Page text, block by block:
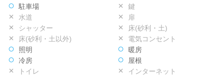
駐車場
鍵
水道
扉
シャッター
床(砂利・土)
床(砂利・土以外)
電気コンセント
照明
暖房
冷房
屋根
トイレ
インターネット